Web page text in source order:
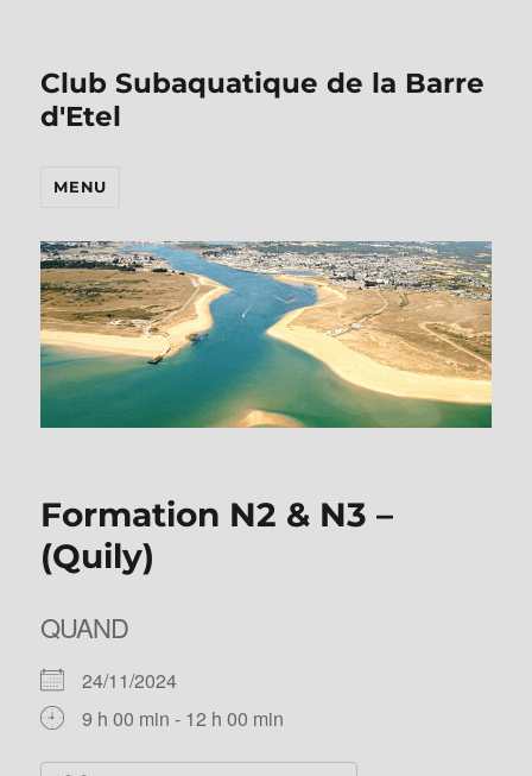
Club Subaquatique de la Barre
d'Etel
MENU
Formation N2 & N3 –
(Quily)
QUAND
24/11/2024
9 h 00 min - 12 h 00 min